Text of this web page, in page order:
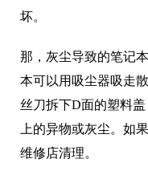
坏。
那，灰尘导致的笔记
本可以用吸尘器吸走
丝刀拆下D面的塑料
上的异物或灰尘。如
维修店清理。